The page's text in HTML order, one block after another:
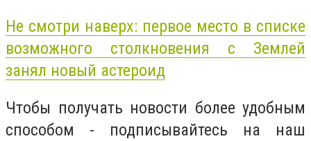
Не смотри наверх: первое место в списке
возможного столкновения с Землей
занял новый астероид
Чтобы получать новости более удобным
способом - подписывайтесь на наш